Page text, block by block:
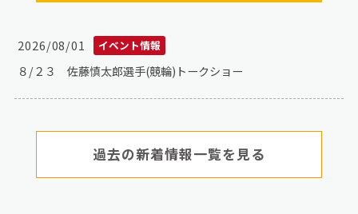
2026/08/01 イベント情報
８/２３ 佐藤慎太郎選手(競輪)トークショー
過去の新着情報一覧を見る